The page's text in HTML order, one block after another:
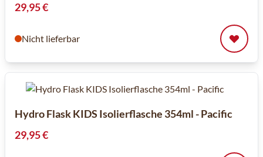
29,95 €
Nicht lieferbar
Hydro Flask KIDS Isolierflasche 354ml - Pacific
29,95 €